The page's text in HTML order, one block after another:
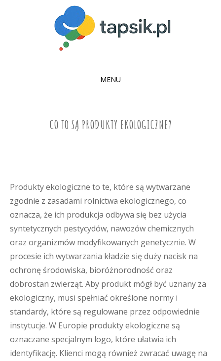
MENU
CO TO SĄ PRODUKTY EKOLOGICZNE?
Produkty ekologiczne to te, które są wytwarzane
zgodnie z zasadami rolnictwa ekologicznego, co
oznacza, że ich produkcja odbywa się bez użycia
syntetycznych pestycydów, nawozów chemicznych
oraz organizmów modyfikowanych genetycznie. W
procesie ich wytwarzania kładzie się duży nacisk na
ochronę środowiska, bioróżnorodność oraz
dobrostan zwierząt. Aby produkt mógł być uznany za
ekologiczny, musi spełniać określone normy i
standardy, które są regulowane przez odpowiednie
instytucje. W Europie produkty ekologiczne są
oznaczane specjalnym logo, które ułatwia ich
identyfikację. Klienci mogą również zwracać uwagę na